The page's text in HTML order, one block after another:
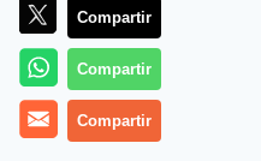
Compartir
Compartir
Compartir